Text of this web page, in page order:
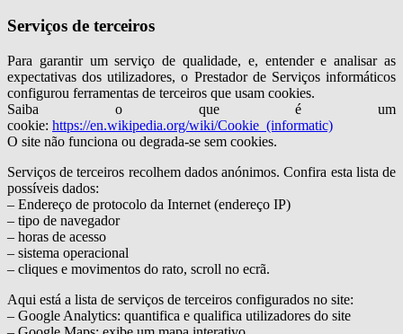
Serviços de terceiros
Para garantir um serviço de qualidade, e, entender e analisar as
expectativas dos utilizadores, o Prestador de Serviços informáticos
configurou ferramentas de terceiros que usam cookies.
Saiba o que é um
cookie: https://en.wikipedia.org/wiki/Cookie_(informatic)
O site não funciona ou degrada-se sem cookies.
Serviços de terceiros recolhem dados anónimos. Confira esta lista de
possíveis dados:
– Endereço de protocolo da Internet (endereço IP)
– tipo de navegador
– horas de acesso
– sistema operacional
– cliques e movimentos do rato, scroll no ecrã.
Aqui está a lista de serviços de terceiros configurados no site:
– Google Analytics: quantifica e qualifica utilizadores do site